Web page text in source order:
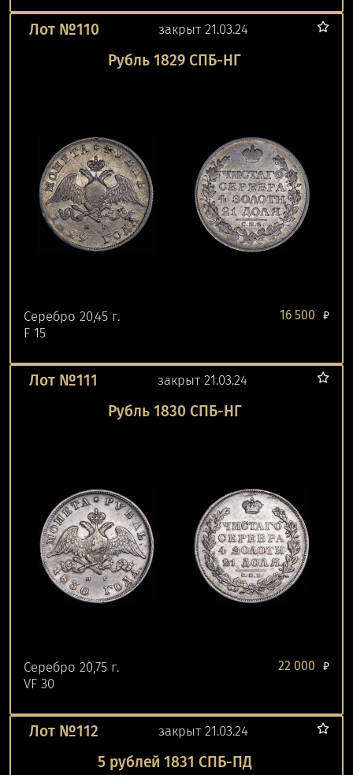
Лот №110 закрыт 21.03.24
Рубль 1829 СПБ-НГ
Серебро 20,45 г.
F 15
16 500 ₽
Лот №111 закрыт 21.03.24
Рубль 1830 СПБ-НГ
Серебро 20,75 г.
VF 30
22 000 ₽
Лот №112 закрыт 21.03.24
5 рублей 1831 СПБ-ПД